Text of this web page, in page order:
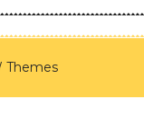
Themes